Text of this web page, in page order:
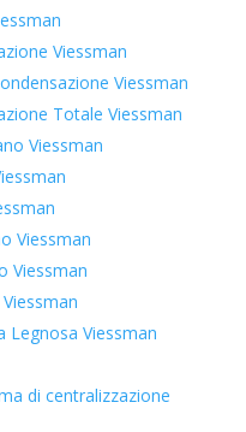
Viessman
Viessman
Totale Viessman
Viessman
Viessman
Viessman
Legnosa Viessman
di centralizzazione